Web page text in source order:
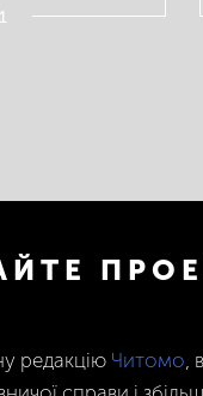
1
редакцію Читомо,